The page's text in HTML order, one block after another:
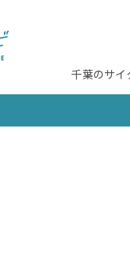
千葉のサイ